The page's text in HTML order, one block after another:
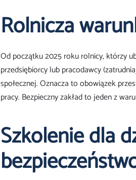
Rolnicza
Od początku 2025 roku rolnicy, którzy
przedsiębiorcy lub pracodawcy
społecznej. Oznacza to obowiązek
pracy. Bezpieczny zakład to jeden z
Szkolenie dla